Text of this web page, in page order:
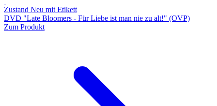
Zustand Neu mit Etikett
DVD "Late Bloomers - Für Liebe ist man nie zu alt!" (OVP)
Zum Produkt